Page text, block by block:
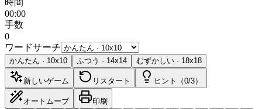
00:00
手数
0
ワードサーチ
かんたん · 10x10 ふつう · 14x14 むずかしい · 18x18
新しいゲーム リスタート ヒント（0/3）
オートムーブ
印刷